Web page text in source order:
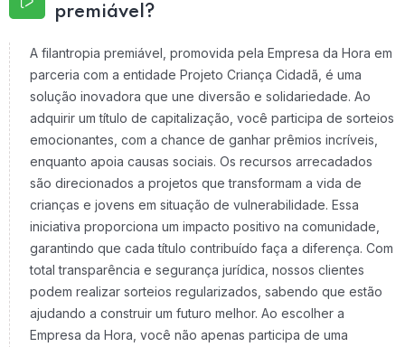
premiável?
A filantropia premiável, promovida pela Empresa da Hora em
parceria com a entidade Projeto Criança Cidadã, é uma
solução inovadora que une diversão e solidariedade. Ao
adquirir um título de capitalização, você participa de sorteios
emocionantes, com a chance de ganhar prêmios incríveis,
enquanto apoia causas sociais. Os recursos arrecadados
são direcionados a projetos que transformam a vida de
crianças e jovens em situação de vulnerabilidade. Essa
iniciativa proporciona um impacto positivo na comunidade,
garantindo que cada título contribuído faça a diferença. Com
total transparência e segurança jurídica, nossos clientes
podem realizar sorteios regularizados, sabendo que estão
ajudando a construir um futuro melhor. Ao escolher a
Empresa da Hora, você não apenas participa de uma